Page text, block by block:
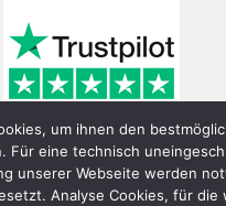
um ihnen den
Für eine technisch
unserer Webseite werden
Analyse Cookies, für die